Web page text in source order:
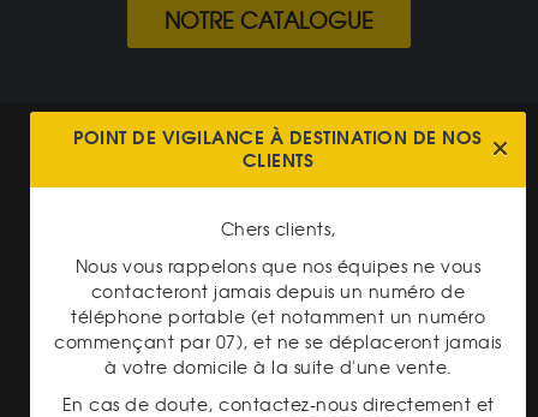
NOTRE CATALOGUE
Mentions légales
Cookies
Charte données personnelles
Conditions générales de vente
Conditions générales d'achat
Conditions générales d'utilisation
POINT DE VIGILANCE À DESTINATION DE NOS
CLIENTS
Chers clients,
Nous vous rappelons que nos équipes ne vous
contacteront jamais depuis un numéro de
téléphone portable (et notamment un numéro
commençant par 07), et ne se déplaceront jamais
à votre domicile à la suite d'une vente.
En cas de doute, contactez-nous directement et